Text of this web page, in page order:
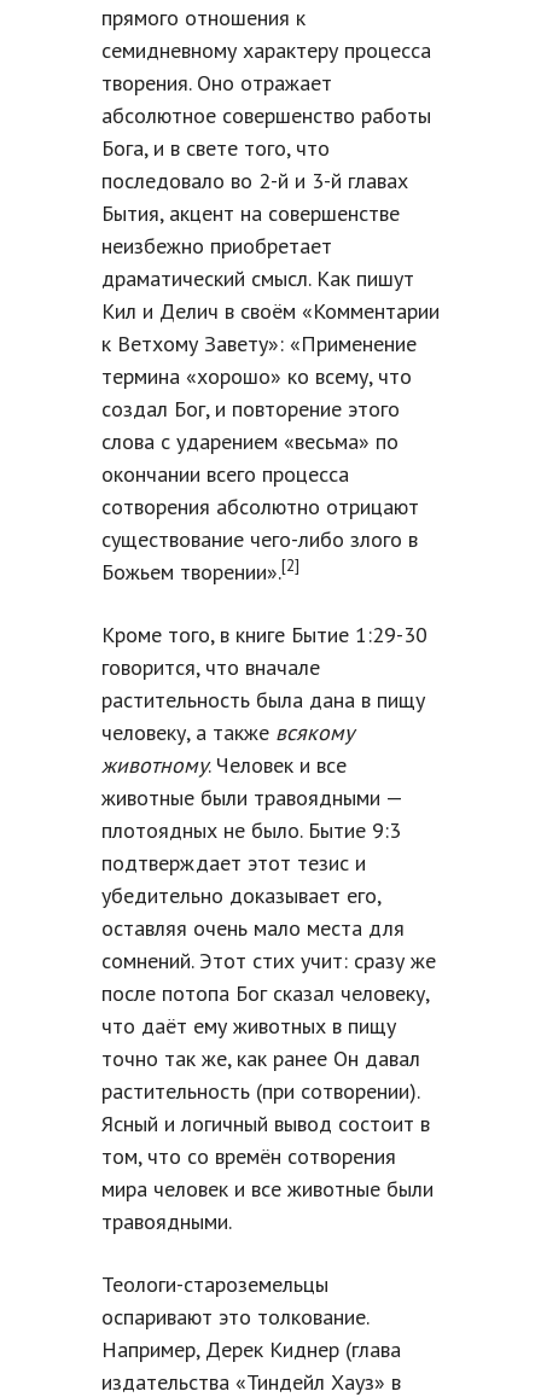
прямого отношения к
семидневному характеру процесса
творения. Оно отражает
абсолютное совершенство работы
Бога, и в свете того, что
последовало во 2-й и 3-й главах
Бытия, акцент на совершенстве
неизбежно приобретает
драматический смысл. Как пишут
Кил и Делич в своём «Комментарии
к Ветхому Завету»: «Применение
термина «хорошо» ко всему, что
создал Бог, и повторение этого
слова с ударением «весьма» по
окончании всего процесса
сотворения абсолютно отрицают
существование чего-либо злого в
Божьем творении».[2]
Кроме того, в книге Бытие 1:29-30
говорится, что вначале
растительность была дана в пищу
человеку, а также всякому
животному. Человек и все
животные были травоядными —
плотоядных не было. Бытие 9:3
подтверждает этот тезис и
убедительно доказывает его,
оставляя очень мало места для
сомнений. Этот стих учит: сразу же
после потопа Бог сказал человеку,
что даёт ему животных в пищу
точно так же, как ранее Он давал
растительность (при сотворении).
Ясный и логичный вывод состоит в
том, что со времён сотворения
мира человек и все животные были
травоядными.
Теологи-староземельцы
оспаривают это толкование.
Например, Дерек Киднер (глава
издательства «Тиндейл Хауз» в